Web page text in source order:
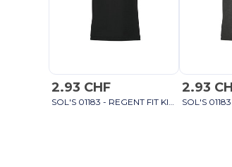
2.93 CHF
SOL'S 01183 - REGENT FIT KIDS Tee Shirt Enfant Col Rond blanc
2.93